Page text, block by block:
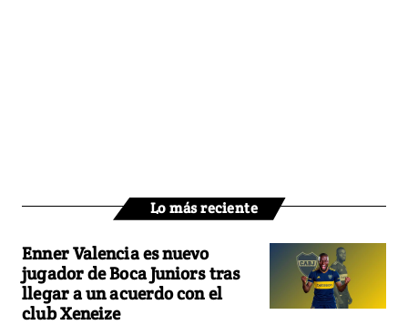
Lo más reciente
Enner Valencia es nuevo
jugador de Boca Juniors tras
llegar a un acuerdo con el
club Xeneize